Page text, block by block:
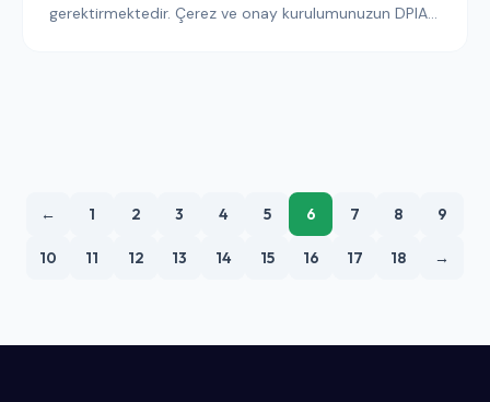
gerektirmektedir. Çerez ve onay kurulumunuzun DPIA
← 1 2 3 4 5 6 7 8 9
10 11 12 13 14 15 16 17 18 →